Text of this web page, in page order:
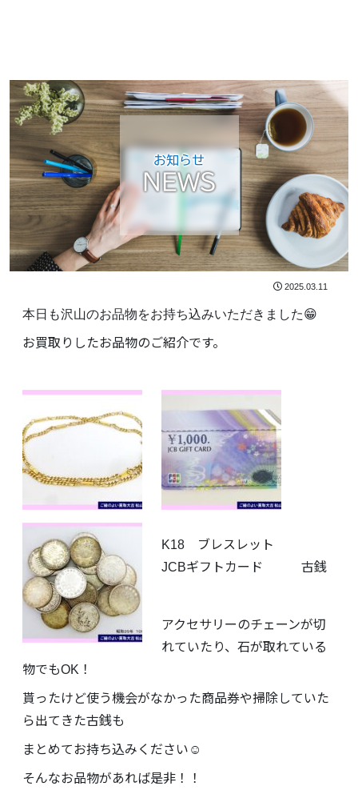
お知らせ
NEWS
2025.03.11
本日も沢山のお品物をお持ち込みいただきました😁
お買取りしたお品物のご紹介です。
K18 ブレスレット
JCBギフトカード 古銭
アクセサリーのチェーンが切
れていたり、石が取れている
物でもOK！
貰ったけど使う機会がなかった商品券や掃除していた
ら出てきた古銭も
まとめてお持ち込みください☺️
そんなお品物があれば是非！！